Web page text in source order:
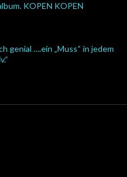
KOPEN KOPEN
genial ….ein „Muss“ in jedem